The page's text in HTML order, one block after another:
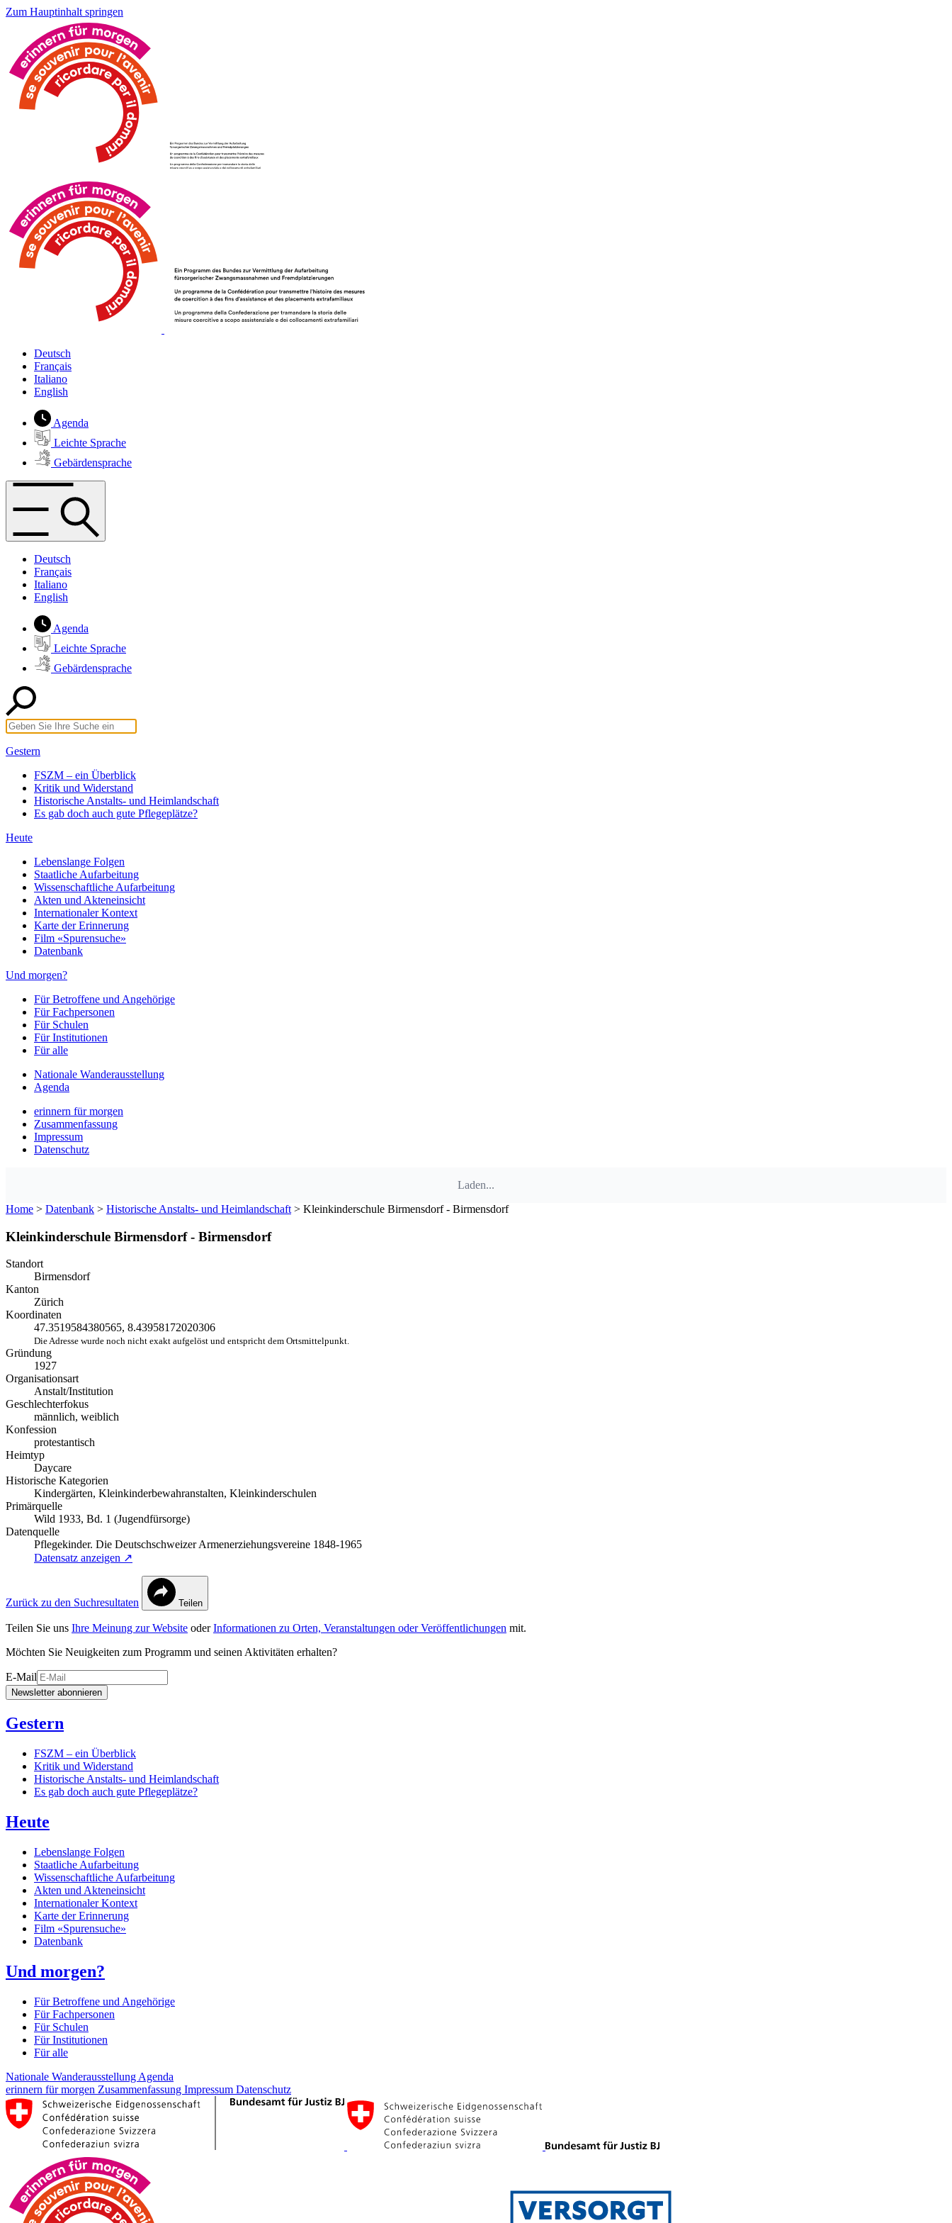
Zum Hauptinhalt springen
Deutsch
Français
Italiano
English
Agenda
Leichte Sprache
Gebärdensprache
Deutsch
Français
Italiano
English
Agenda
Leichte Sprache
Gebärdensprache
Gestern
FSZM – ein Überblick
Kritik und Widerstand
Historische Anstalts- und Heimlandschaft
Es gab doch auch gute Pflegeplätze?
Heute
Lebenslange Folgen
Staatliche Aufarbeitung
Wissenschaftliche Aufarbeitung
Akten und Akteneinsicht
Internationaler Kontext
Karte der Erinnerung
Film «Spurensuche»
Datenbank
Und morgen?
Für Betroffene und Angehörige
Für Fachpersonen
Für Schulen
Für Institutionen
Für alle
Nationale Wanderausstellung
Agenda
erinnern für morgen
Zusammenfassung
Impressum
Datenschutz
Laden...
Home > Datenbank > Historische Anstalts- und Heimlandschaft > Kleinkinderschule Birmensdorf - Birmensdorf
Kleinkinderschule Birmensdorf - Birmensdorf
Standort
Birmensdorf
Kanton
Zürich
Koordinaten
47.3519584380565, 8.43958172020306
Die Adresse wurde noch nicht exakt aufgelöst und entspricht dem Ortsmittelpunkt.
Gründung
1927
Organisationsart
Anstalt/Institution
Geschlechterfokus
männlich, weiblich
Konfession
protestantisch
Heimtyp
Daycare
Historische Kategorien
Kindergärten, Kleinkinderbewahranstalten, Kleinkinderschulen
Primärquelle
Wild 1933, Bd. 1 (Jugendfürsorge)
Datenquelle
Pflegekinder. Die Deutschschweizer Armenerziehungsvereine 1848-1965
Datensatz anzeigen ↗
Zurück zu den Suchresultaten Teilen
Teilen Sie uns Ihre Meinung zur Website oderInformationen zu Orten, Veranstaltungen oder Veröffentlichungen mit.
Möchten Sie Neuigkeiten zum Programm und seinen Aktivitäten erhalten?
E-Mail
Newsletter abonnieren
Gestern
FSZM – ein Überblick
Kritik und Widerstand
Historische Anstalts- und Heimlandschaft
Es gab doch auch gute Pflegeplätze?
Heute
Lebenslange Folgen
Staatliche Aufarbeitung
Wissenschaftliche Aufarbeitung
Akten und Akteneinsicht
Internationaler Kontext
Karte der Erinnerung
Film «Spurensuche»
Datenbank
Und morgen?
Für Betroffene und Angehörige
Für Fachpersonen
Für Schulen
Für Institutionen
Für alle
Nationale Wanderausstellung Agenda
erinnern für morgen Zusammenfassung Impressum Datenschutz